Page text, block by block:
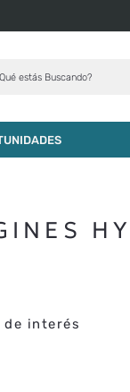
estás Buscando?
de interés